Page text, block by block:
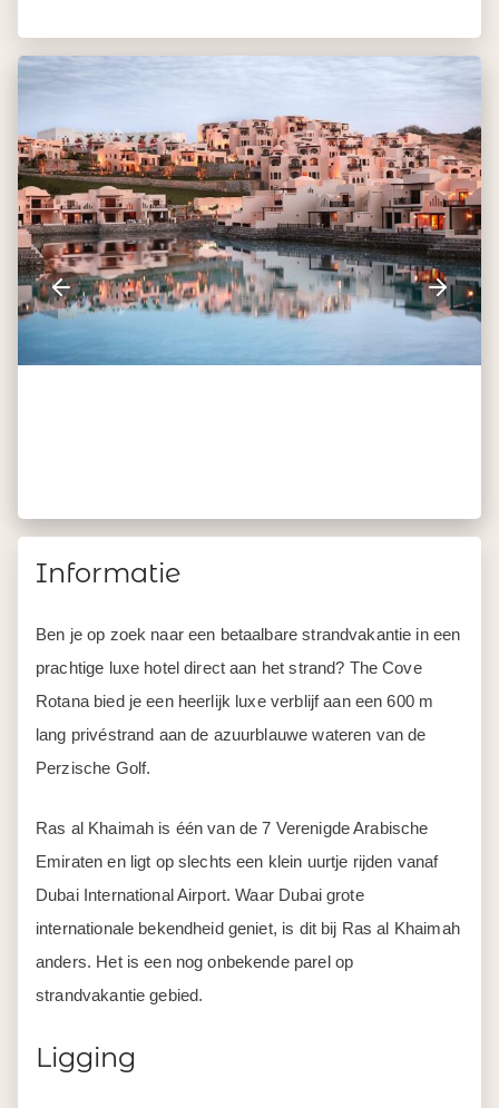
Informatie
Ben je op zoek naar een betaalbare strandvakantie in een
prachtige luxe hotel direct aan het strand? The Cove
Rotana bied je een heerlijk luxe verblijf aan een 600 m
lang privéstrand aan de azuurblauwe wateren van de
Perzische Golf.
Ras al Khaimah is één van de 7 Verenigde Arabische
Emiraten en ligt op slechts een klein uurtje rijden vanaf
Dubai International Airport. Waar Dubai grote
internationale bekendheid geniet, is dit bij Ras al Khaimah
anders. Het is een nog onbekende parel op
strandvakantie gebied.
Ligging